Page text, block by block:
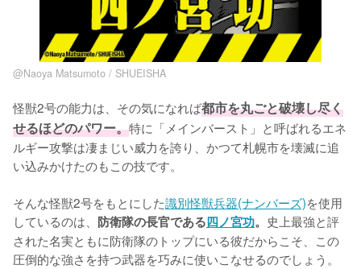
@Naoya Matsumoto / SHUEISHA
怪獣2号の能力は、その気になれば都市を丸ごと破壊し尽く
せるほどのパワー。特に「メインバースト」と呼ばれるエネ
ルギー攻撃は凄まじい威力を誇り、かつて札幌市を壊滅に追
い込みかけたのもこの技です。
そんな怪獣2号をもとにした識別怪獣兵器(ナンバーズ)を使用
しているのは、 防衛隊の長官である四ノ宮功。 史上最強と評
された名実ともに防衛隊のトップにいる彼だからこそ、この
圧倒的な強さを持つ武器を巧みに使いこなせるのでしょう。